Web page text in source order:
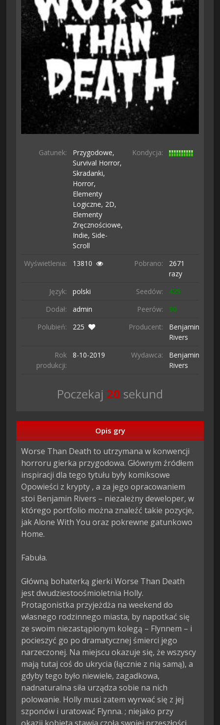
Gatunek:
Przygodowe,
Survival Horror,
Skradanki,
Horror,
Elementy
Logiczne, 2D,
Elementy
Zręcznościowe,
Indie,Side-
Scroll
Kondycja:
Wyświetlenia: 13810 Pobrano:
2671
razy
Język:
polski Seedów:
425
Dodał:
admin Peerów:
90
Polubień:
225 Producent:
Benjamin
Rivers
Rok
produkcji:
8-10-2019 Wydawca:
Benjamin
Rivers
Poczekaj 19 sekund
Opis gry
Worse Than Death to utrzymana w konwencji
horroru gierka przygodowa. Głównym źródłem
inspiracji dla tego tytułu były komiksowe
Opowieści z krypty , a za jego opracowaniem
stoi Benjamin Rivers – niezależny deweloper, w
którego portfolio można znaleźć takie pozycje,
jak Alone With You oraz pokrewne gatunkowo
Home.
Fabuła.
Główną bohaterką gierki Worse Than Death
jest dwudziestoośmioletnia Holly.
Protagonistka przyjeżdża na weekend do
własnego rodzinnego miasta, by napotkać się
ze swoim niezastąpionym kolegą – Flynnem – i
pocieszyć go po dramatycznej śmierci jego
narzeczonej. Na miejscu okazuje się, że wszyscy
mają tutaj coś do ukrycia (łącznie z nią samą), a
gdyby tego było niewiele, zagadkowa,
nadnaturalna siła urządza sobie na nich
polowanie. Holly musi zatem wyrwać się z jej
szponów i uratować Flynna. ; niejako przy